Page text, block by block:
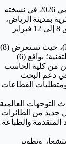
تشارك الجامعة الإسلامية في معرض الدفاع العالمي 2026 في نسخته
بمدينة الرياض،
خلال الفترة من 20 إلى 24 شعبان 1447هـ، الموافق 8 إلى 12 فبراير
وتأتي مشاركة الجامعة عبر جناحها رقم (H4-F410)، حيث تستعرض (8)
مشاريع بحثية متخصصة في المجالات الهندسية والتقنية؛ بواقع (6)
من كلية الحاسب
في دعم البحث
ومتطلبات القطاعات
التوجهات العالمية
جديد من الطائرات
المتقدمة والطباعة
وتطوير